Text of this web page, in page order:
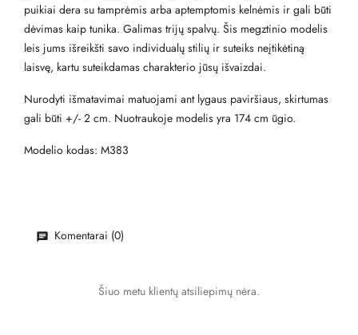
puikiai dera su tamprėmis arba aptemptomis kelnėmis ir gali būti
dėvimas kaip tunika. Galimas trijų spalvų. Šis megztinio modelis
leis jums išreikšti savo individualų stilių ir suteiks neįtikėtiną
laisvę, kartu suteikdamas charakterio jūsų išvaizdai.
Nurodyti išmatavimai matuojami ant lygaus paviršiaus, skirtumas
gali būti +/- 2 cm. Nuotraukoje modelis yra 174 cm ūgio.
Modelio kodas: M383
Komentarai (0)
Šiuo metu klientų atsiliepimų nėra.